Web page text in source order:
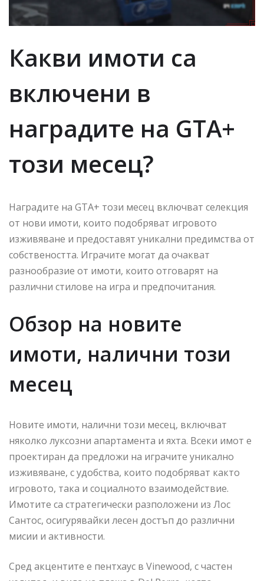
Какви имоти са
включени в
наградите на GTA+
този месец?
Наградите на GTA+ този месец включват селекция
от нови имоти, които подобряват игровото
изживяване и предоставят уникални предимства от
собствеността. Играчите могат да очакват
разнообразие от имоти, които отговарят на
различни стилове на игра и предпочитания.
Обзор на новите
имоти, налични този
месец
Новите имоти, налични този месец, включват
няколко луксозни апартамента и яхта. Всеки имот е
проектиран да предложи на играчите уникално
изживяване, с удобства, които подобряват както
игровото, така и социалното взаимодействие.
Имотите са стратегически разположени из Лос
Сантос, осигурявайки лесен достъп до различни
мисии и активности.
Сред акцентите е пентхаус в Vinewood, с частен